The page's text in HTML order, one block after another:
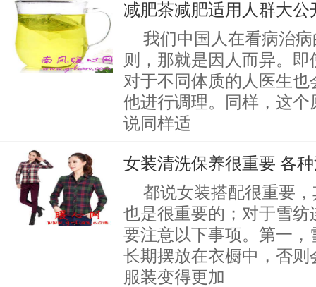
减肥茶减肥适用人群大公
我们中国人在看病治
则，那就是因人而异。
对于不同体质的人医生
他进行调理。同样，这
说同样适
女装清洗保养很重要 各
都说女装搭配很重要
也是很重要的；对于雪
要注意以下事项。第一
长期摆放在衣橱中，否
服装变得更加